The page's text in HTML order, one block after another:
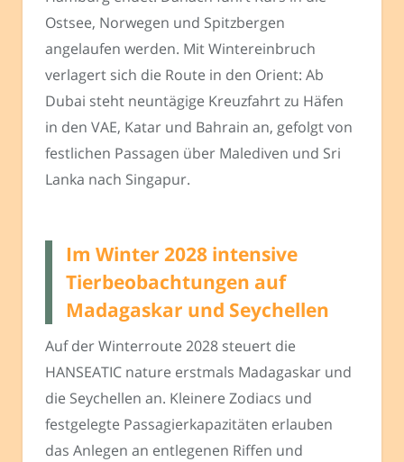
Ostsee, Norwegen und Spitzbergen
angelaufen werden. Mit Wintereinbruch
verlagert sich die Route in den Orient: Ab
Dubai steht neuntägige Kreuzfahrt zu Häfen
in den VAE, Katar und Bahrain an, gefolgt von
festlichen Passagen über Malediven und Sri
Lanka nach Singapur.
Im Winter 2028 intensive
Tierbeobachtungen auf
Madagaskar und Seychellen
Auf der Winterroute 2028 steuert die
HANSEATIC nature erstmals Madagaskar und
die Seychellen an. Kleinere Zodiacs und
festgelegte Passagierkapazitäten erlauben
das Anlegen an entlegenen Riffen und